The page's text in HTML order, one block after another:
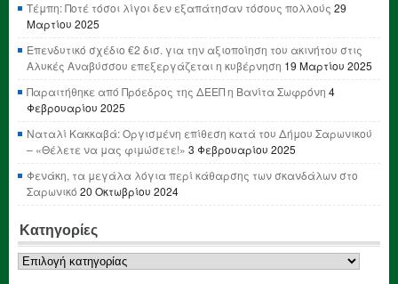
Τέμπη: Ποτέ τόσοι λίγοι δεν εξαπάτησαν τόσους πολλούς 29
Μαρτίου 2025
Επενδυτικό σχέδιο €2 δισ. για την αξιοποίηση του ακινήτου στις
Αλυκές Αναβύσσου επεξεργάζεται η κυβέρνηση 19 Μαρτίου 2025
Παραιτήθηκε από Πρόεδρος της ΔΕΕΠ η Βανίτα Σωφρόνη 4
Φεβρουαρίου 2025
Ναταλί Κακκαβά: Οργισμένη επίθεση κατά του Δήμου Σαρωνικού
– «Θέλετε να μας φιμώσετε!» 3 Φεβρουαρίου 2025
Φενάκη, τα μεγάλα λόγια περί κάθαρσης των σκανδάλων στο
Σαρωνικό 20 Οκτωβρίου 2024
Κατηγορίες
Κατηγορίες